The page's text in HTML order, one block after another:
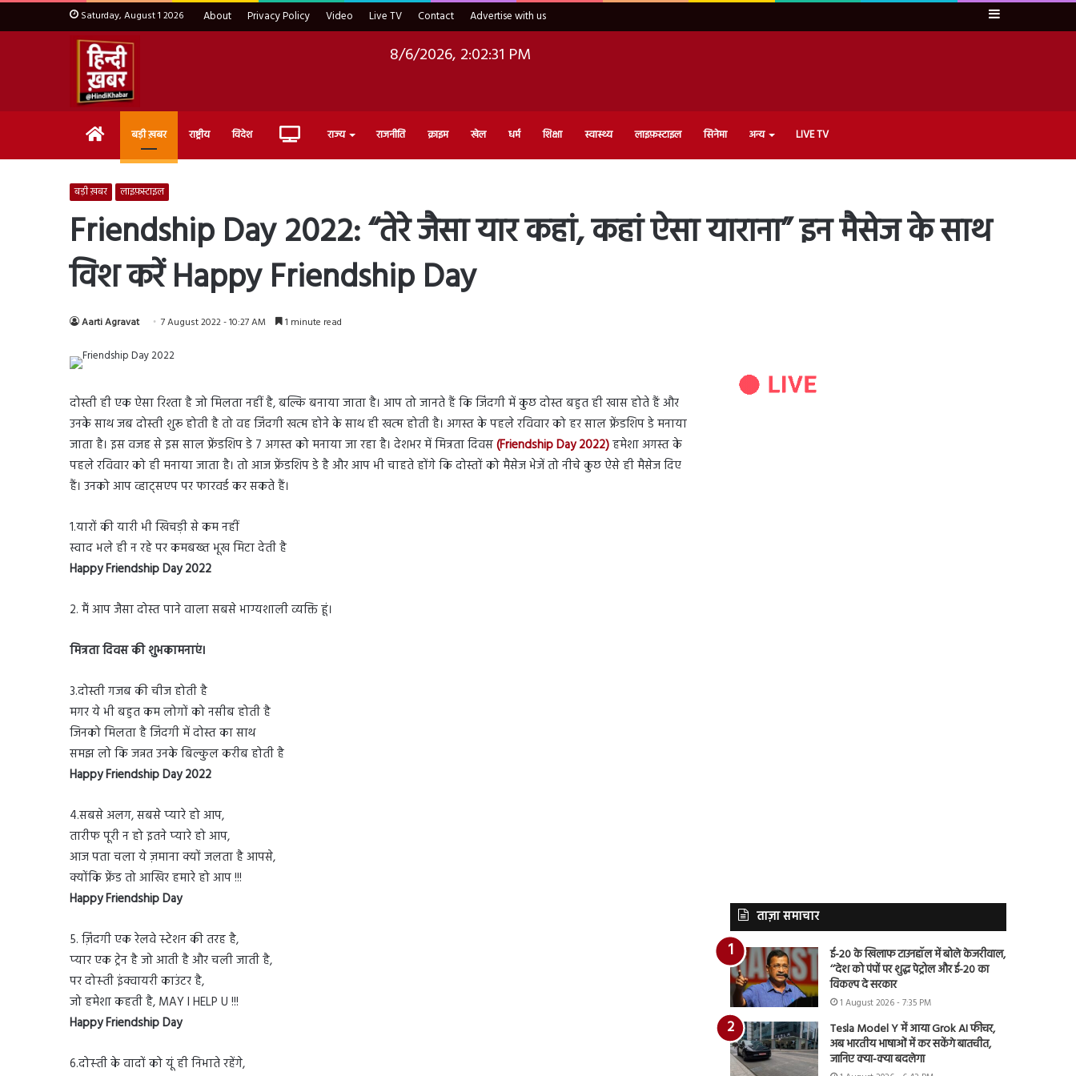
Saturday, August 1 2026 About Privacy Policy Video Live TV Contact Advertise with us Sidebar
8/6/2026, 2:02:33 PM
Home बड़ी ख़बर राष्ट्रीय विदेश Live राज्य राजनीति क्राइम खेल धर्म शिक्षा स्वास्थ्य लाइफ़स्टाइल सिनेमा अन्य LIVE TV
बड़ी ख़बर लाइफ़स्टाइल
Friendship Day 2022: “तेरे जैसा यार कहां, कहां ऐसा याराना” इन मैसेज के साथ
विश करें Happy Friendship Day
Aarti Agravat 7 August 2022 - 10:27 AM 1 minute read
दोस्ती ही एक ऐसा रिश्ता है जो मिलता नहीं है, बल्कि बनाया जाता है। आप तो जानते हैं कि जिंदगी में कुछ दोस्त बहुत ही खास होते हैं और
उनके साथ जब दोस्ती शुरू होती है तो वह जिंदगी खत्म होने के साथ ही खत्म होती है। अगस्त के पहले रविवार को हर साल फ्रेंडशिप डे मनाया
जाता है। इस वजह से इस साल फ्रेंडशिप डे 7 अगस्त को मनाया जा रहा है। देशभर में मित्रता दिवस(Friendship Day 2022)हमेशा अगस्त के
पहले रविवार को ही मनाया जाता है। तो आज फ्रेंडशिप डे है और आप भी चाहते होंगे कि दोस्तों को मैसेज भेजें तो नीचे कुछ ऐसे ही मैसेज दिए
हैं। उनको आप व्हाट्सएप पर फारवर्ड कर सकते हैं।
1.यारों की यारी भी खिचड़ी से कम नहीं
स्वाद भले ही न रहे पर कमबख्त भूख मिटा देती है
Happy Friendship Day 2022
2. मैं आप जैसा दोस्त पाने वाला सबसे भाग्यशाली व्यक्ति हूं।
मित्रता दिवस की शुभकामनाएं।
3.दोस्ती गजब की चीज होती है
मगर ये भी बहुत कम लोगों को नसीब होती है
जिनको मिलता है जिंदगी में दोस्त का साथ
समझ लो कि जन्नत उनके बिल्कुल करीब होती है
Happy Friendship Day 2022
4.सबसे अलग, सबसे प्‍यारे हो आप,
तारीफ पूरी न हो इतने प्‍यारे हो आप,
आज पता चला ये ज़माना क्‍यों जलता है आपसे,
क्‍योंकि फ्रेंड तो आखिर हमारे हो आप !!!
Happy Friendship Day
5. ज़‍िंदगी एक रेलवे स्‍टेशन की तरह है,
प्‍यार एक ट्रेन है जो आती है और चली जाती है,
पर दोस्‍ती इंक्‍वायरी काउंटर है,
जो हमेशा कहती है, MAY I HELP U !!!
Happy Friendship Day
6.दोस्‍ती के वादों को यूं ही निभाते रहेंगे,
ताज़ा समाचार
ई-20 के खिलाफ टाउनहॉल में बोले केजरीवाल,
‘‘देश को पंपों पर शुद्ध पेट्रोल और ई-20 का
विकल्प दे सरकार
1 August 2026 - 7:35 PM
Tesla Model Y में आया Grok AI फीचर,
अब भारतीय भाषाओं में कर सकेंगे बातचीत,
जानिए क्या-क्या बदलेगा